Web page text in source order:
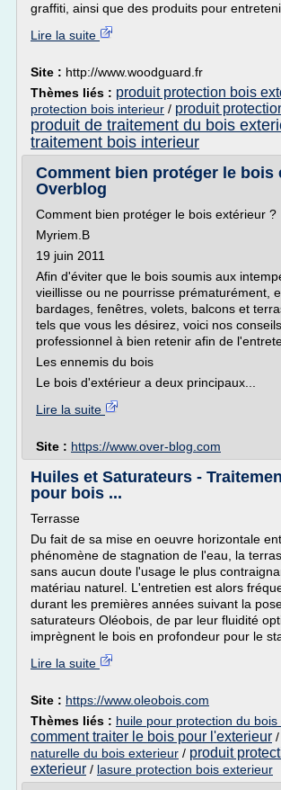
graffiti, ainsi que des produits pour
Lire la suite
Site : http://www.woodguard.fr
Thèmes liés : produit protection bois
protection bois interieur / produit
produit de traitement du bois
traitement bois interieur
Comment bien protéger le bois
Overblog
Comment bien protéger le bois extérieur ?
Myriem.B
19 juin 2011
Afin d'éviter que le bois soumis aux
vieillisse ou ne pourrisse prématurément,
bardages, fenêtres, volets, balcons et
tels que vous les désirez, voici nos
professionnel à bien retenir afin de
Les ennemis du bois
Le bois d'extérieur a deux principaux...
Lire la suite
Site : https://www.over-blog.com
Huiles et Saturateurs -
pour bois ...
Terrasse
Du fait de sa mise en oeuvre horizontale
phénomène de stagnation de l'eau, la
sans aucun doute l'usage le plus
matériau naturel. L'entretien est alors
durant les premières années suivant la
saturateurs Oléobois, de par leur fluidité
imprègnent le bois en profondeur pour le
Lire la suite
Site : https://www.oleobois.com
Thèmes liés : huile pour protection du
comment traiter le bois pour l'exterieur /
naturelle du bois exterieur / produit
exterieur / lasure protection bois exterieur